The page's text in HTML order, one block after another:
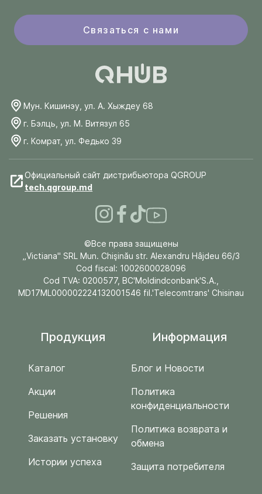
Связаться с нами
Мун. Кишинэу, ул. А. Хыждеу 68
г. Бэлць, ул. М. Витязул 65
г. Комрат, ул. Федько 39
Официальный сайт дистрибьютора QGROUP
tech.qgroup.md
©Все права защищены
„Victiana" SRL Mun. Chişinău str. Alexandru Hâjdeu 66/3
Cod fiscal: 1002600028096
Cod TVA: 0200577, BC'Moldindconbank'S.A.,
MD17ML000002224132001546 fil.'Telecomtrans' Chisinau
Продукция
Каталог
Акции
Решения
Заказать установку
Истории успеха
Информация
Блог и Новости
Политика
конфиденциальности
Политика возврата и
обмена
Защита потребителя